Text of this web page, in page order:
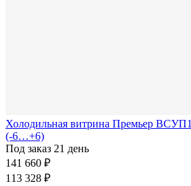
Холодильная витрина Премьер
(-6…+6)
Под заказ 21 день
141 660 ₽
113 328 ₽